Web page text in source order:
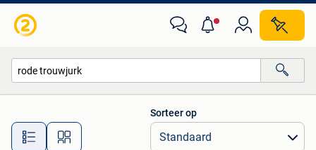
Alle afstanden…
Sorteer op